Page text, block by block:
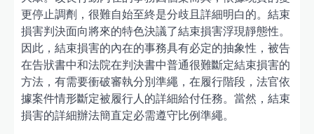
更停止調劑，很難自始至終是分歧且詳細明白的。結束
損害判決面向將來的特色決議了結束損害浮現靜態性。
因此，結束損害的內在的事務具有必定的抽象性，被告
在告狀書中和法院在判決書中普通很難斷定結束損害的
方法，有需要衝破審執分別準繩，在履行階段，法官依
據案件情形斷定被履行人的詳細給付任務。當然，結束
損害的詳細辦法簡直定必需遵守比例準繩。